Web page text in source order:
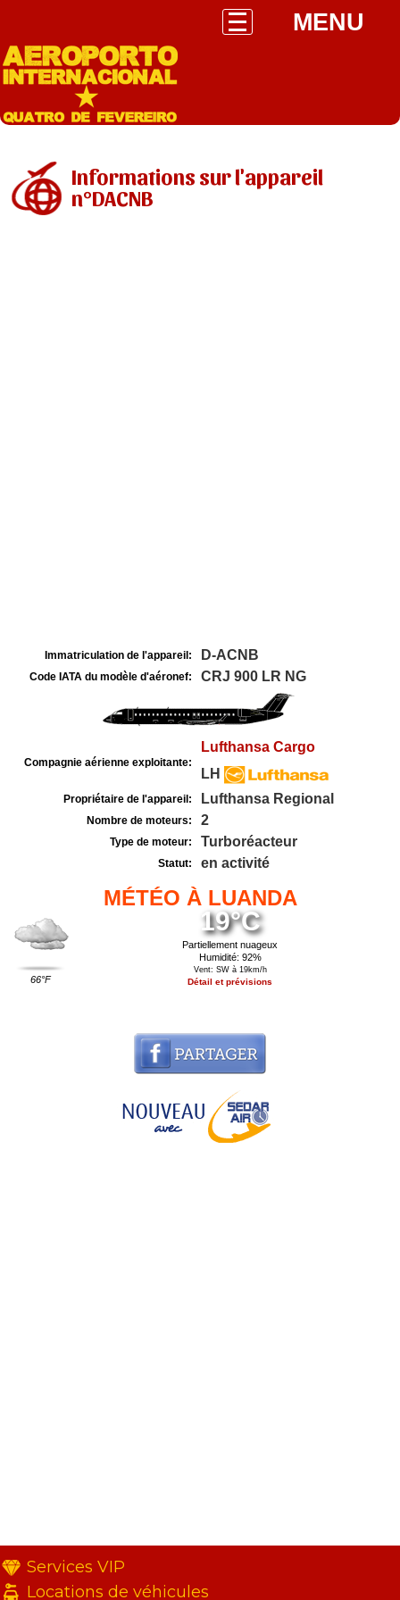
MENU
Informations sur l'appareil
n°DACNB
Immatriculation de l'appareil: D-ACNB
Code IATA du modèle d'aéronef: CRJ 900 LR NG
Compagnie aérienne exploitante:
Lufthansa Cargo
LH
Propriétaire de l'appareil: Lufthansa Regional
Nombre de moteurs: 2
Type de moteur: Turboréacteur
Statut: en activité
MÉTÉO À LUANDA
66°F
19°C
Partiellement nuageux
Humidité: 92%
Vent: SW à 19km/h
Détail et prévisions
Services VIP
Locations de véhicules